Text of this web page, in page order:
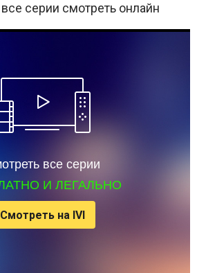
серии смотреть онлайн
все серии
И ЛЕГАЛЬНО
Смотреть на IVI